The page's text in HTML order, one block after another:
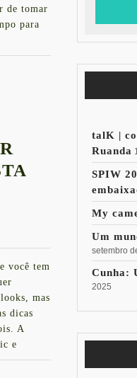
de tomar
para
você tem
mas
dicas
A
e
talK |
Ruanda
SPIW
My
Um
setembro
Cunha:
2025
7
15%